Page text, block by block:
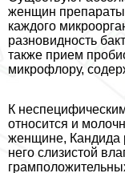
женщин
каждого
разновидность
также прием
микрофлору,
К
относится и
женщине, Кандида
него слизистой